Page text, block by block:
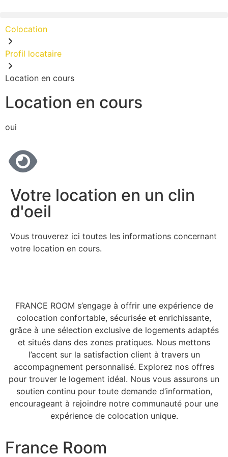
Colocation
Profil locataire
Location en cours
Location en cours
oui
Votre location en un clin
d'oeil
Vous trouverez ici toutes les informations concernant
votre location en cours.
FRANCE ROOM s’engage à offrir une expérience de
colocation confortable, sécurisée et enrichissante,
grâce à une sélection exclusive de logements adaptés
et situés dans des zones pratiques. Nous mettons
l’accent sur la satisfaction client à travers un
accompagnement personnalisé. Explorez nos offres
pour trouver le logement idéal. Nous vous assurons un
soutien continu pour toute demande d’information,
encourageant à rejoindre notre communauté pour une
expérience de colocation unique.
France Room